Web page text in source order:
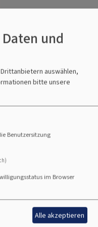
und
auswählen,
bitte unsere
Benutzersitzung
im Browser
Alle akzeptieren